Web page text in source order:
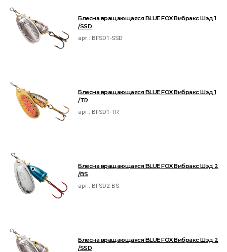
Блесна вращающаяся BLUE FOX Вибракс Шэд 1
/SSD
арт.: BFSD1-SSD
Блесна вращающаяся BLUE FOX Вибракс Шэд 1
/TR
арт.: BFSD1-TR
Блесна вращающаяся BLUE FOX Вибракс Шэд 2
/BS
арт.: BFSD2-BS
Блесна вращающаяся BLUE FOX Вибракс Шэд 2
/SSD